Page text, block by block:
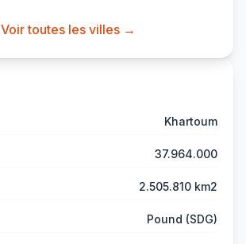
Voir toutes les villes →
Khartoum
37.964.000
2.505.810 km2
Pound (SDG)